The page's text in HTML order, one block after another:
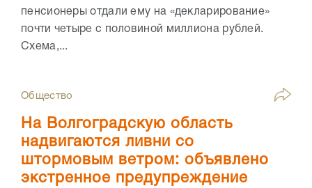
пенсионеры отдали ему на «декларирование»
почти четыре с половиной миллиона рублей.
Схема,...
Общество
На Волгоградскую область
надвигаются ливни со
штормовым ветром: объявлено
экстренное предупреждение